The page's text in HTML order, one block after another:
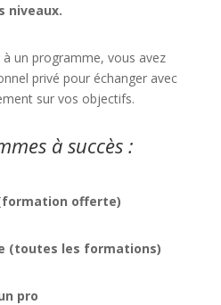
niveaux.
un programme, vous avez
privé pour échanger avec
sur vos objectifs.
à succès :
offerte)
(toutes les formations)
pro